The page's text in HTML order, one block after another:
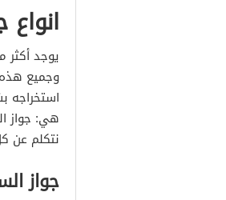
يوجد أكثر
وجميع
استخراجه
هي: جواز
نتكلم عن
جواز